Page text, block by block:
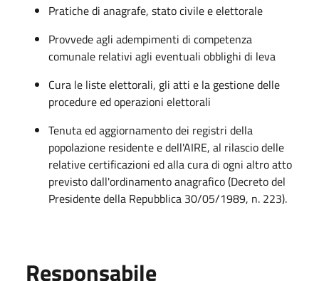
Pratiche di anagrafe, stato civile e elettorale
Provvede agli adempimenti di competenza
comunale relativi agli eventuali obblighi di leva
Cura le liste elettorali, gli atti e la gestione delle
procedure ed operazioni elettorali
Tenuta ed aggiornamento dei registri della
popolazione residente e dell'AIRE, al rilascio delle
relative certificazioni ed alla cura di ogni altro atto
previsto dall'ordinamento anagrafico (Decreto del
Presidente della Repubblica 30/05/1989, n. 223).
Responsabile